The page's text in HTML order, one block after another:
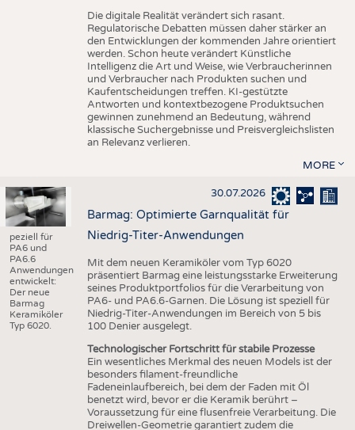
Die digitale Realität verändert sich rasant.
Regulatorische Debatten müssen daher stärker an
den Entwicklungen der kommenden Jahre orientiert
werden. Schon heute verändert Künstliche
Intelligenz die Art und Weise, wie Verbraucherinnen
und Verbraucher nach Produkten suchen und
Kaufentscheidungen treffen. KI-gestützte
Antworten und kontextbezogene Produktsuchen
gewinnen zunehmend an Bedeutung, während
klassische Suchergebnisse und Preisvergleichslisten
an Relevanz verlieren.
MORE
peziell für
PA6 und
PA6.6
Anwendungen
entwickelt:
Der neue
Barmag
Keramiköler
Typ 6020.
30.07.2026
Barmag: Optimierte Garnqualität für
Niedrig-Titer-Anwendungen
Mit dem neuen Keramiköler vom Typ 6020
präsentiert Barmag eine leistungsstarke Erweiterung
seines Produktportfolios für die Verarbeitung von
PA6- und PA6.6-Garnen. Die Lösung ist speziell für
Niedrig-Titer-Anwendungen im Bereich von 5 bis
100 Denier ausgelegt.
Technologischer Fortschritt für stabile Prozesse
Ein wesentliches Merkmal des neuen Models ist der
besonders filament-freundliche
Fadeneinlaufbereich, bei dem der Faden mit Öl
benetzt wird, bevor er die Keramik berührt –
Voraussetzung für eine flusenfreie Verarbeitung. Die
Dreiwellen-Geometrie garantiert zudem die